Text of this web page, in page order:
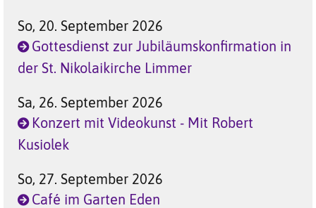
So, 20. September 2026
Gottesdienst zur Jubiläumskonfirmation in
der St. Nikolaikirche Limmer
Sa, 26. September 2026
Konzert mit Videokunst - Mit Robert
Kusiolek
So, 27. September 2026
Café im Garten Eden